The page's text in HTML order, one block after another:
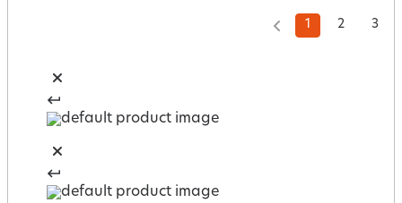
1 2 3